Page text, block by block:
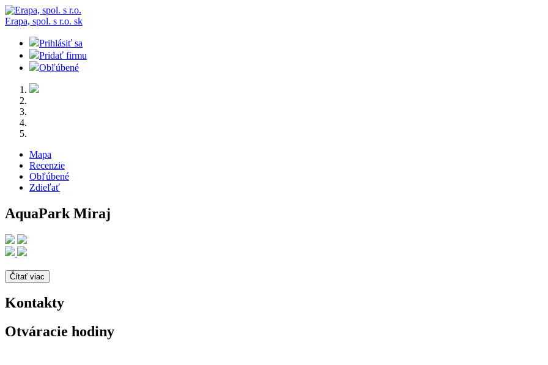
Erapa, spol. s r.o. sk
Prihlásiť sa
Pridať firmu
Obľúbené
Mapa
Recenzie
Obľúbené
Zdieľať
AquaPark Miraj
Čítať viac
Kontakty
Otváracie hodiny